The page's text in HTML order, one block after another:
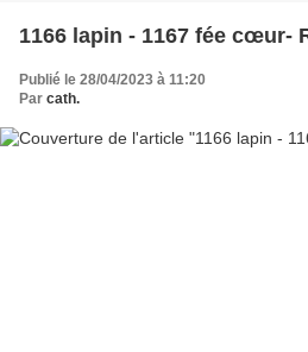
1166 lapin - 1167 fée cœur-
Publié le 28/04/2023 à 11:20
Par cath.